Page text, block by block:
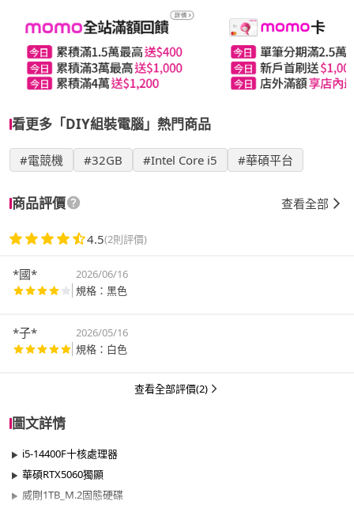
看更多「DIY組裝電腦」熱門商品
#電競機 #32GB #Intel Core i5 #華碩平台
商品評價 查看全部
4.5(2則評價)
*國*
2026/06/16
規格：黑色
*子*
2026/05/16
規格：白色
查看全部評價(2)
圖文詳情
i5-14400F十核處理器
華碩RTX5060獨顯
威剛1TB_M.2固態硬碟